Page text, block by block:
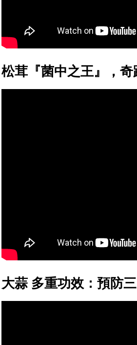
松茸『菌中之王』，
大蒜 多重功效：預防